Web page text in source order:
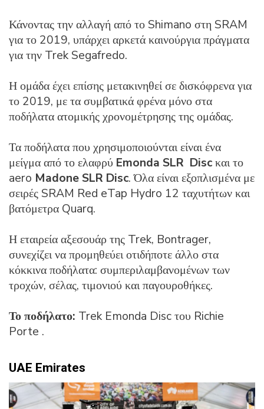
Κάνοντας την αλλαγή από το Shimano στη SRAM
για το 2019, υπάρχει αρκετά καινούργια πράγματα
για την Trek Segafredo.
Η ομάδα έχει επίσης μετακινηθεί σε δισκόφρενα για
το 2019, με τα συμβατικά φρένα μόνο στα
ποδήλατα ατομικής χρονομέτρησης της ομάδας.
Τα ποδήλατα που χρησιμοποιούνται είναι ένα
μείγμα από το ελαφρύ Emonda SLR Discκαι το
aero Madone SLR Disc. Όλα είναι εξοπλισμένα με
σειρές SRAM Red eTap Hydro 12 ταχυτήτων και
βατόμετρα Quarq.
Η εταιρεία αξεσουάρ της Trek, Bontrager,
συνεχίζει να προμηθεύει οτιδήποτε άλλο στα
κόκκινα ποδήλατα: συμπεριλαμβανομένων των
τροχών, σέλας, τιμονιού και παγουροθήκες.
Το ποδήλατο: Trek Emonda Disc του Richie
Porte .
UAE Emirates